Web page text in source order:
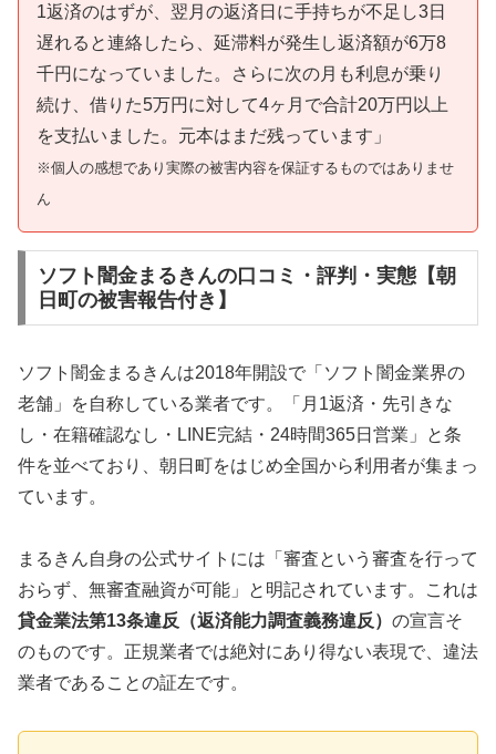
1返済のはずが、翌月の返済日に手持ちが不足し3日
遅れると連絡したら、延滞料が発生し返済額が6万8
千円になっていました。さらに次の月も利息が乗り
続け、借りた5万円に対して4ヶ月で合計20万円以上
を支払いました。元本はまだ残っています」
※個人の感想であり実際の被害内容を保証するものではありませ
ん
ソフト闇金まるきんの口コミ・評判・実態【朝
日町の被害報告付き】
ソフト闇金まるきんは2018年開設で「ソフト闇金業界の
老舗」を自称している業者です。「月1返済・先引きな
し・在籍確認なし・LINE完結・24時間365日営業」と条
件を並べており、朝日町をはじめ全国から利用者が集まっ
ています。
まるきん自身の公式サイトには「審査という審査を行って
おらず、無審査融資が可能」と明記されています。これは
貸金業法第13条違反（返済能力調査義務違反） の宣言そ
のものです。正規業者では絶対にあり得ない表現で、違法
業者であることの証左です。